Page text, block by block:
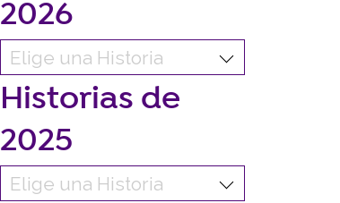
2026
Historias de
2025